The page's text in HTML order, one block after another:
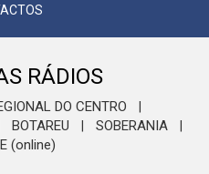
RÁDIOS
DO CENTRO
BOTAREU SOBERANIA
(online)